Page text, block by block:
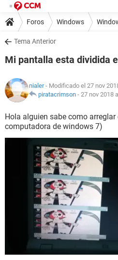
Foros Windows
Tema Anterior
Mi pantalla esta dividida
nialer- Modificado el 27 nov
piratacrimson - 27 nov 2018
Hola alguien sabe como
computadora de windows 7)